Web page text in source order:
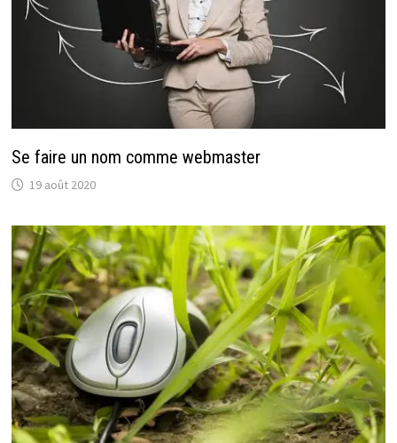
Se faire un nom comme webmaster
19 août 2020